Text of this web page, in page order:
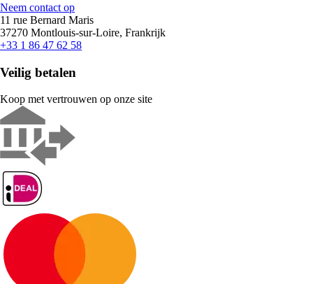
Neem contact op
11 rue Bernard Maris
37270 Montlouis-sur-Loire, Frankrijk
+33 1 86 47 62 58
Veilig betalen
Koop met vertrouwen op onze site